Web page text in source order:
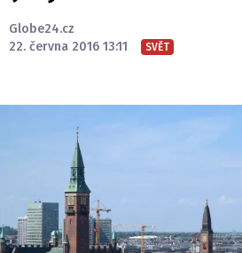
Globe24.cz
22. června 2016 13:11
SVĚT